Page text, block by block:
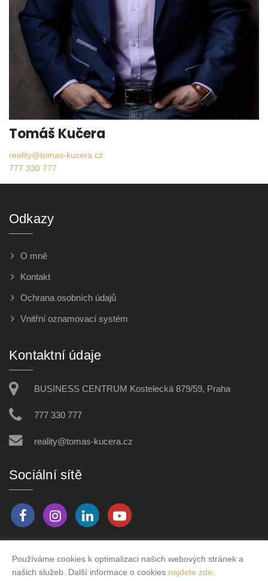
Tomáš Kučera
reality@tomas-kucera.cz
777 330 777
Odkazy
O mně
Kontakt
Ochrana osobních údajů
Vnitřní oznamovací systém
Kontaktní údaje
BUSINESS CENTRUM Kostelecká 879/59, Praha
777 330 777
reality@tomas-kucera.cz
Sociální sítě
Vytvořeno v systémuCHYTRÝ WEB MAKLÉŘE
Používáme cookies k optimalizaci našich webových stránek a
našich služeb. Další informace o cookies najdete zde